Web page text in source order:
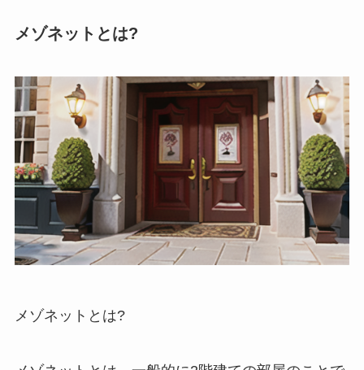
メゾネットとは?
メゾネットとは?